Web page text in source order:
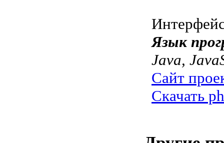
Язык
Java,
Сайт
Скачать